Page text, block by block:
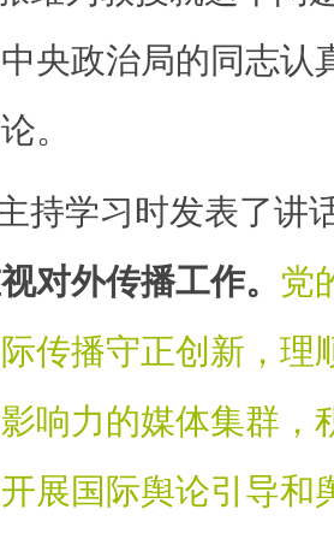
央政治局的同志认
。
持学习时发表了讲
对外传播工作。 党
传播守正创新，理
响力的媒体集群，
展国际舆论引导和